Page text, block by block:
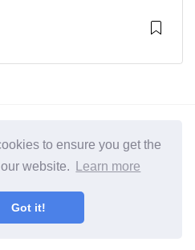
to ensure you get the
website.
Learn more
Got it!